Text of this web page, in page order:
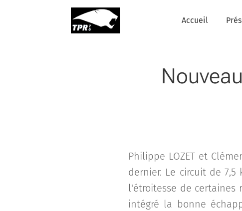
Accueil
Philippe LOZET et
dernier. Le circuit de
l'étroitesse de certaines
intégré la bonne